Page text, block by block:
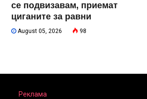
се подвизавам, приемат
циганите за равни
August 05, 2026 98
Реклама